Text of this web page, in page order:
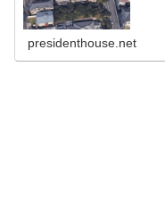
presidenthouse.net